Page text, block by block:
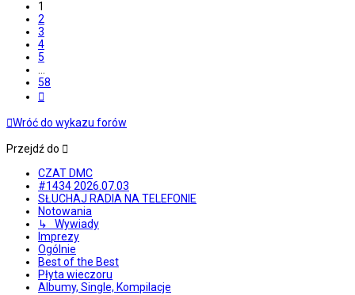
1
2
3
4
5
58
Wróć do wykazu forów
Przejdź do
CZAT DMC
#1434 2026.07.03
SŁUCHAJ RADIA NA TELEFONIE
Notowania
↳ Wywiady
Imprezy
Ogólnie
Best of the Best
Płyta wieczoru
Albumy, Single, Kompilacje